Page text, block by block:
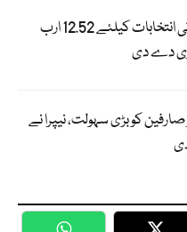
پنجاب حکومت نے بلدیاتی انتخابات کیلئے 12.52 ارب
دے دی
کو بڑی سہولت، نیپرا نے